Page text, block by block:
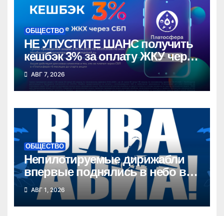
ОБЩЕСТВО
НЕ УПУСТИТЕ ШАНС получить
кешбэк 3% за оплату ЖКУ через
СБП в «Платосфере»
АВГ 7, 2026
ОБЩЕСТВО
Непилотируемые дирижабли
впервые поднялись в небо в
Новосибирской области
АВГ 1, 2026